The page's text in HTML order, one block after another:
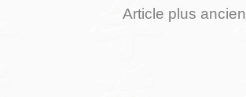
Article plus ancien